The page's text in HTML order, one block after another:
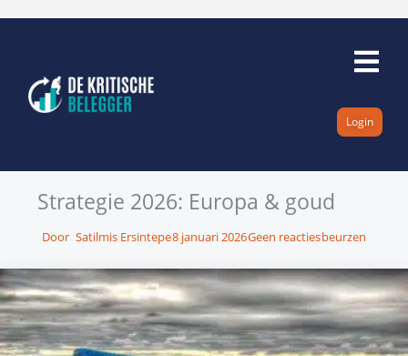
inhoud
Login
Strategie 2026: Europa & goud
Door Satilmis Ersintepe8 januari 2026Geen reactiesbeurzen